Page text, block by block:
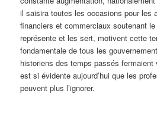
il saisira toutes les occasions pour les
financiers et commerciaux soutenant
représente et les sert, motivent cette
fondamentale de tous les
historiens des temps passés
est si évidente aujourd’hui que les
peuvent plus l’ignorer.